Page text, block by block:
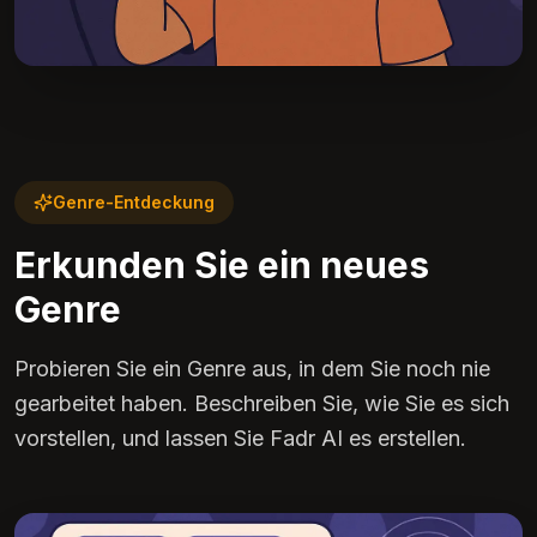
Genre-Entdeckung
Erkunden Sie ein neues
Genre
Probieren Sie ein Genre aus, in dem Sie noch nie
gearbeitet haben. Beschreiben Sie, wie Sie es sich
vorstellen, und lassen Sie Fadr AI es erstellen.